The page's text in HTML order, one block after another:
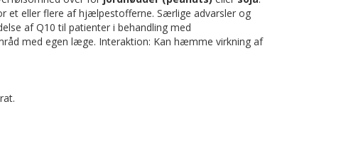
et eller flere af hjælpestofferne. Særlige advarsler og
af Q10 til patienter i behandling med
med egen læge. Interaktion: Kan hæmme virkning af